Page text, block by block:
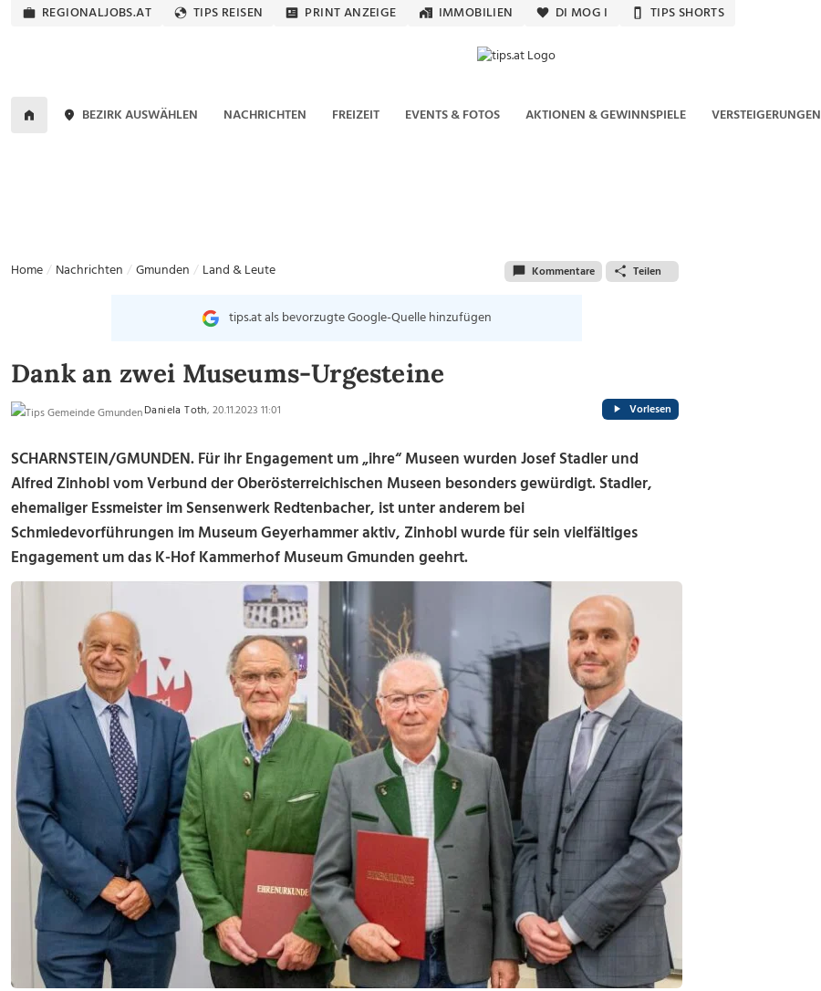
REGIONALJOBS.AT TIPS REISEN PRINT ANZEIGE IMMOBILIEN DI MOG I TIPS SHORTS
BEZIRK AUSWÄHLEN NACHRICHTEN FREIZEIT EVENTS & FOTOS AKTIONEN & GEWINNSPIELE VERSTEIGERUNGEN
Home Nachrichten Gmunden Land & Leute Kommentare Teilen
tips.at als bevorzugte Google-Quelle hinzufügen
Dank an zwei Museums-Urgesteine
Daniela Toth, 20.11.2023 11:01 Vorlesen
SCHARNSTEIN/GMUNDEN. Für ihr Engagement um „ihre“ Museen wurden Josef Stadler und
Alfred Zinhobl vom Verbund der Oberösterreichischen Museen besonders gewürdigt. Stadler,
ehemaliger Essmeister im Sensenwerk Redtenbacher, ist unter anderem bei
Schmiedevorführungen im Museum Geyerhammer aktiv, Zinhobl wurde für sein vielfältiges
Engagement um das K-Hof Kammerhof Museum Gmunden geehrt.